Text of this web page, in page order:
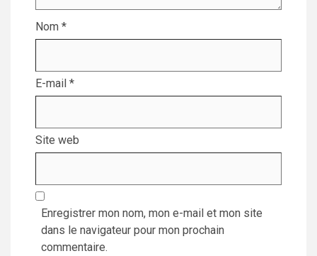
Nom *
E-mail *
Site web
Enregistrer mon nom, mon e-mail et mon site
dans le navigateur pour mon prochain
commentaire.